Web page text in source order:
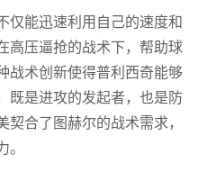
仅能迅速利用自己的速度和
高压逼抢的战术下，帮助球
战术创新使得普利西奇能够
既是进攻的发起者，也是防
合了图赫尔的战术需求，